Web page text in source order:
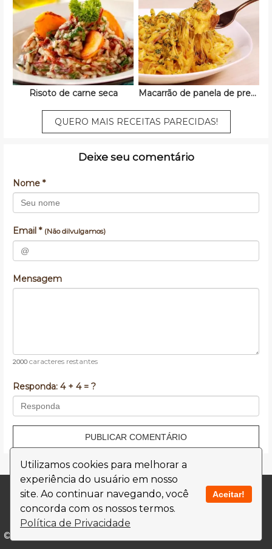
Utilizamos cookies para melhorar a
experiência do usuário em nosso
site. Ao continuar navegando, você
concorda com os nossos termos.
Política de Privacidade
Aceitar!
Risoto de carne seca Macarrão de panela de pressão
QUERO MAIS RECEITAS PARECIDAS!
Deixe seu comentário
Nome *
Email * (Não dilvulgamos)
Mensagem
2000caracteres restantes
Responda: 4 + 4 = ?
PUBLICAR COMENTÁRIO
Contato
Termos de Uso
Política de Privacidade
© 2026 -